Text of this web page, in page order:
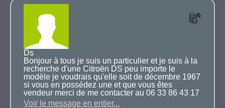
pour pouvoir les mettre en place derrière ma cale.
afin de bloquer la voiture en position haute et
pouvoir la manoeuvrer.
quelqu'un aurait il cela en stock ?
merci d'avance
Ds
Bonjour à tous je suis un particulier et je suis à la
recherche d'une Citroën DS peu importe le
modèle je voudrais qu'elle soit de décembre 1967
si vous en possédez une et que vous êtes
vendeur merci de me contacter au 06 33 86 43 17
merci à bientôt
Voir le message en entier...